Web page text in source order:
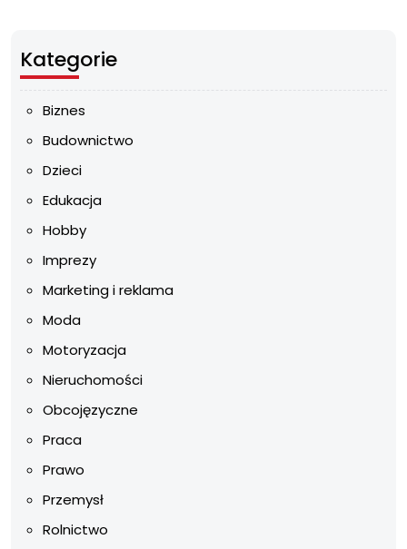
Kategorie
Biznes
Budownictwo
Dzieci
Edukacja
Hobby
Imprezy
Marketing i reklama
Moda
Motoryzacja
Nieruchomości
Obcojęzyczne
Praca
Prawo
Przemysł
Rolnictwo